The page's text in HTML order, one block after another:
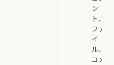
ン
ト、
ファ
イ
ル、
コメ